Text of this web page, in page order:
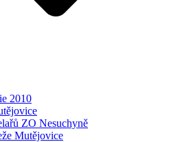
2010
ZO Nesuchyně
Mutějovice